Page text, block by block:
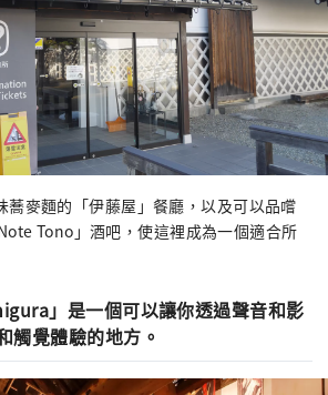
蕎麥麵的「伊藤屋」餐廳，以及可以品嚐
Tono」酒吧，使這裡成為一個適合所
」是一個可以讓你透過聲音和影
觸覺體驗的地方。